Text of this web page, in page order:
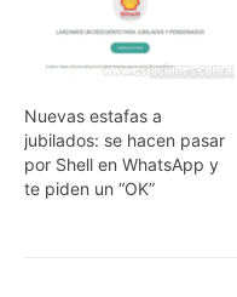
Nuevas estafas a
jubilados: se hacen pasar
por Shell en WhatsApp y
te piden un “OK”